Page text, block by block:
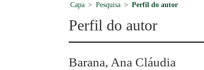
Capa > Pesquisa > Perfil do autor
Perfil do autor
Barana, Ana Cláudia